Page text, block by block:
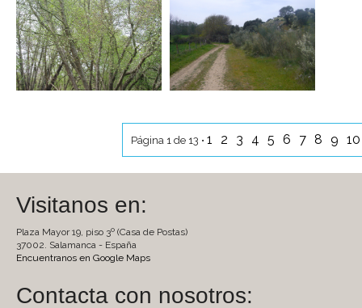
Página 1 de 13 • 1 2 3 4 5 6 7 8 9
Visitanos en:
Plaza Mayor 19, piso 3º (Casa de Postas)
37002. Salamanca - España
Encuentranos en Google Maps
Contacta con nosotros: